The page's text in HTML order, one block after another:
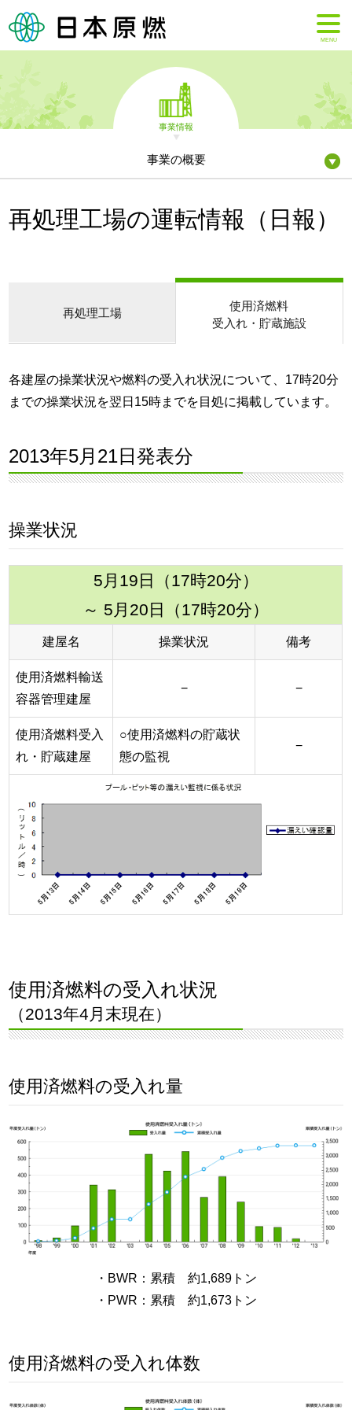
MENU
事業情報
事業の概要
再処理工場の運転情報（日報）
再処理工場
使用済燃料
受入れ・貯蔵施設
各建屋の操業状況や燃料の受入れ状況について、17時20分
までの操業状況を翌日15時までを目処に掲載しています。
2013年5月21日発表分
操業状況
5月19日（17時20分）
～ 5月20日（17時20分）
建屋名 操業状況 備考
使用済燃料輸送
容器管理建屋
− −
使用済燃料受入
れ・貯蔵建屋
○使用済燃料の貯蔵状
態の監視
−
使用済燃料の受入れ状況
（2013年4月末現在）
使用済燃料の受入れ量
・BWR：累積 約1,689トン
・PWR：累積 約1,673トン
使用済燃料の受入れ体数